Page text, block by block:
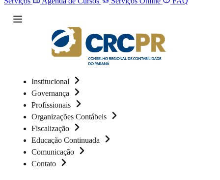
Institucional
Governança
Profissionais
Organizações Contábeis
Fiscalização
Educação Continuada
Comunicação
Contato